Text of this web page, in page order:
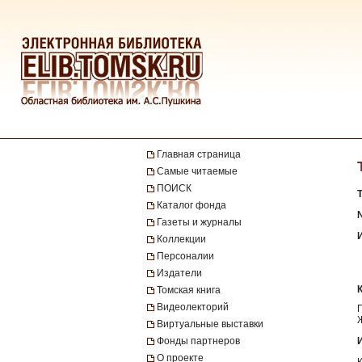
Главная страница
Самые читаемые
ПОИСК
Каталог фонда
Газеты и журналы
Коллекции
Персоналии
Издатели
Томская книга
Видеолекторий
Виртуальные выставки
Фонды партнеров
О проекте